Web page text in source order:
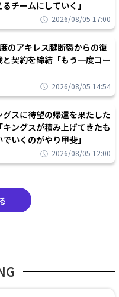
チームにしていく」
2026/08/05 17:00
のアキレス腱断裂からの復
契約を締結「もう一度コー
2026/08/05 14:54
スに待望の帰還を果たした
ングスが積み上げてきたも
いくのがやり甲斐」
2026/08/05 12:00